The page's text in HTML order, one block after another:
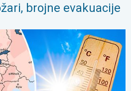
brojne evakuacije
Toplota i u morima. . . subota,